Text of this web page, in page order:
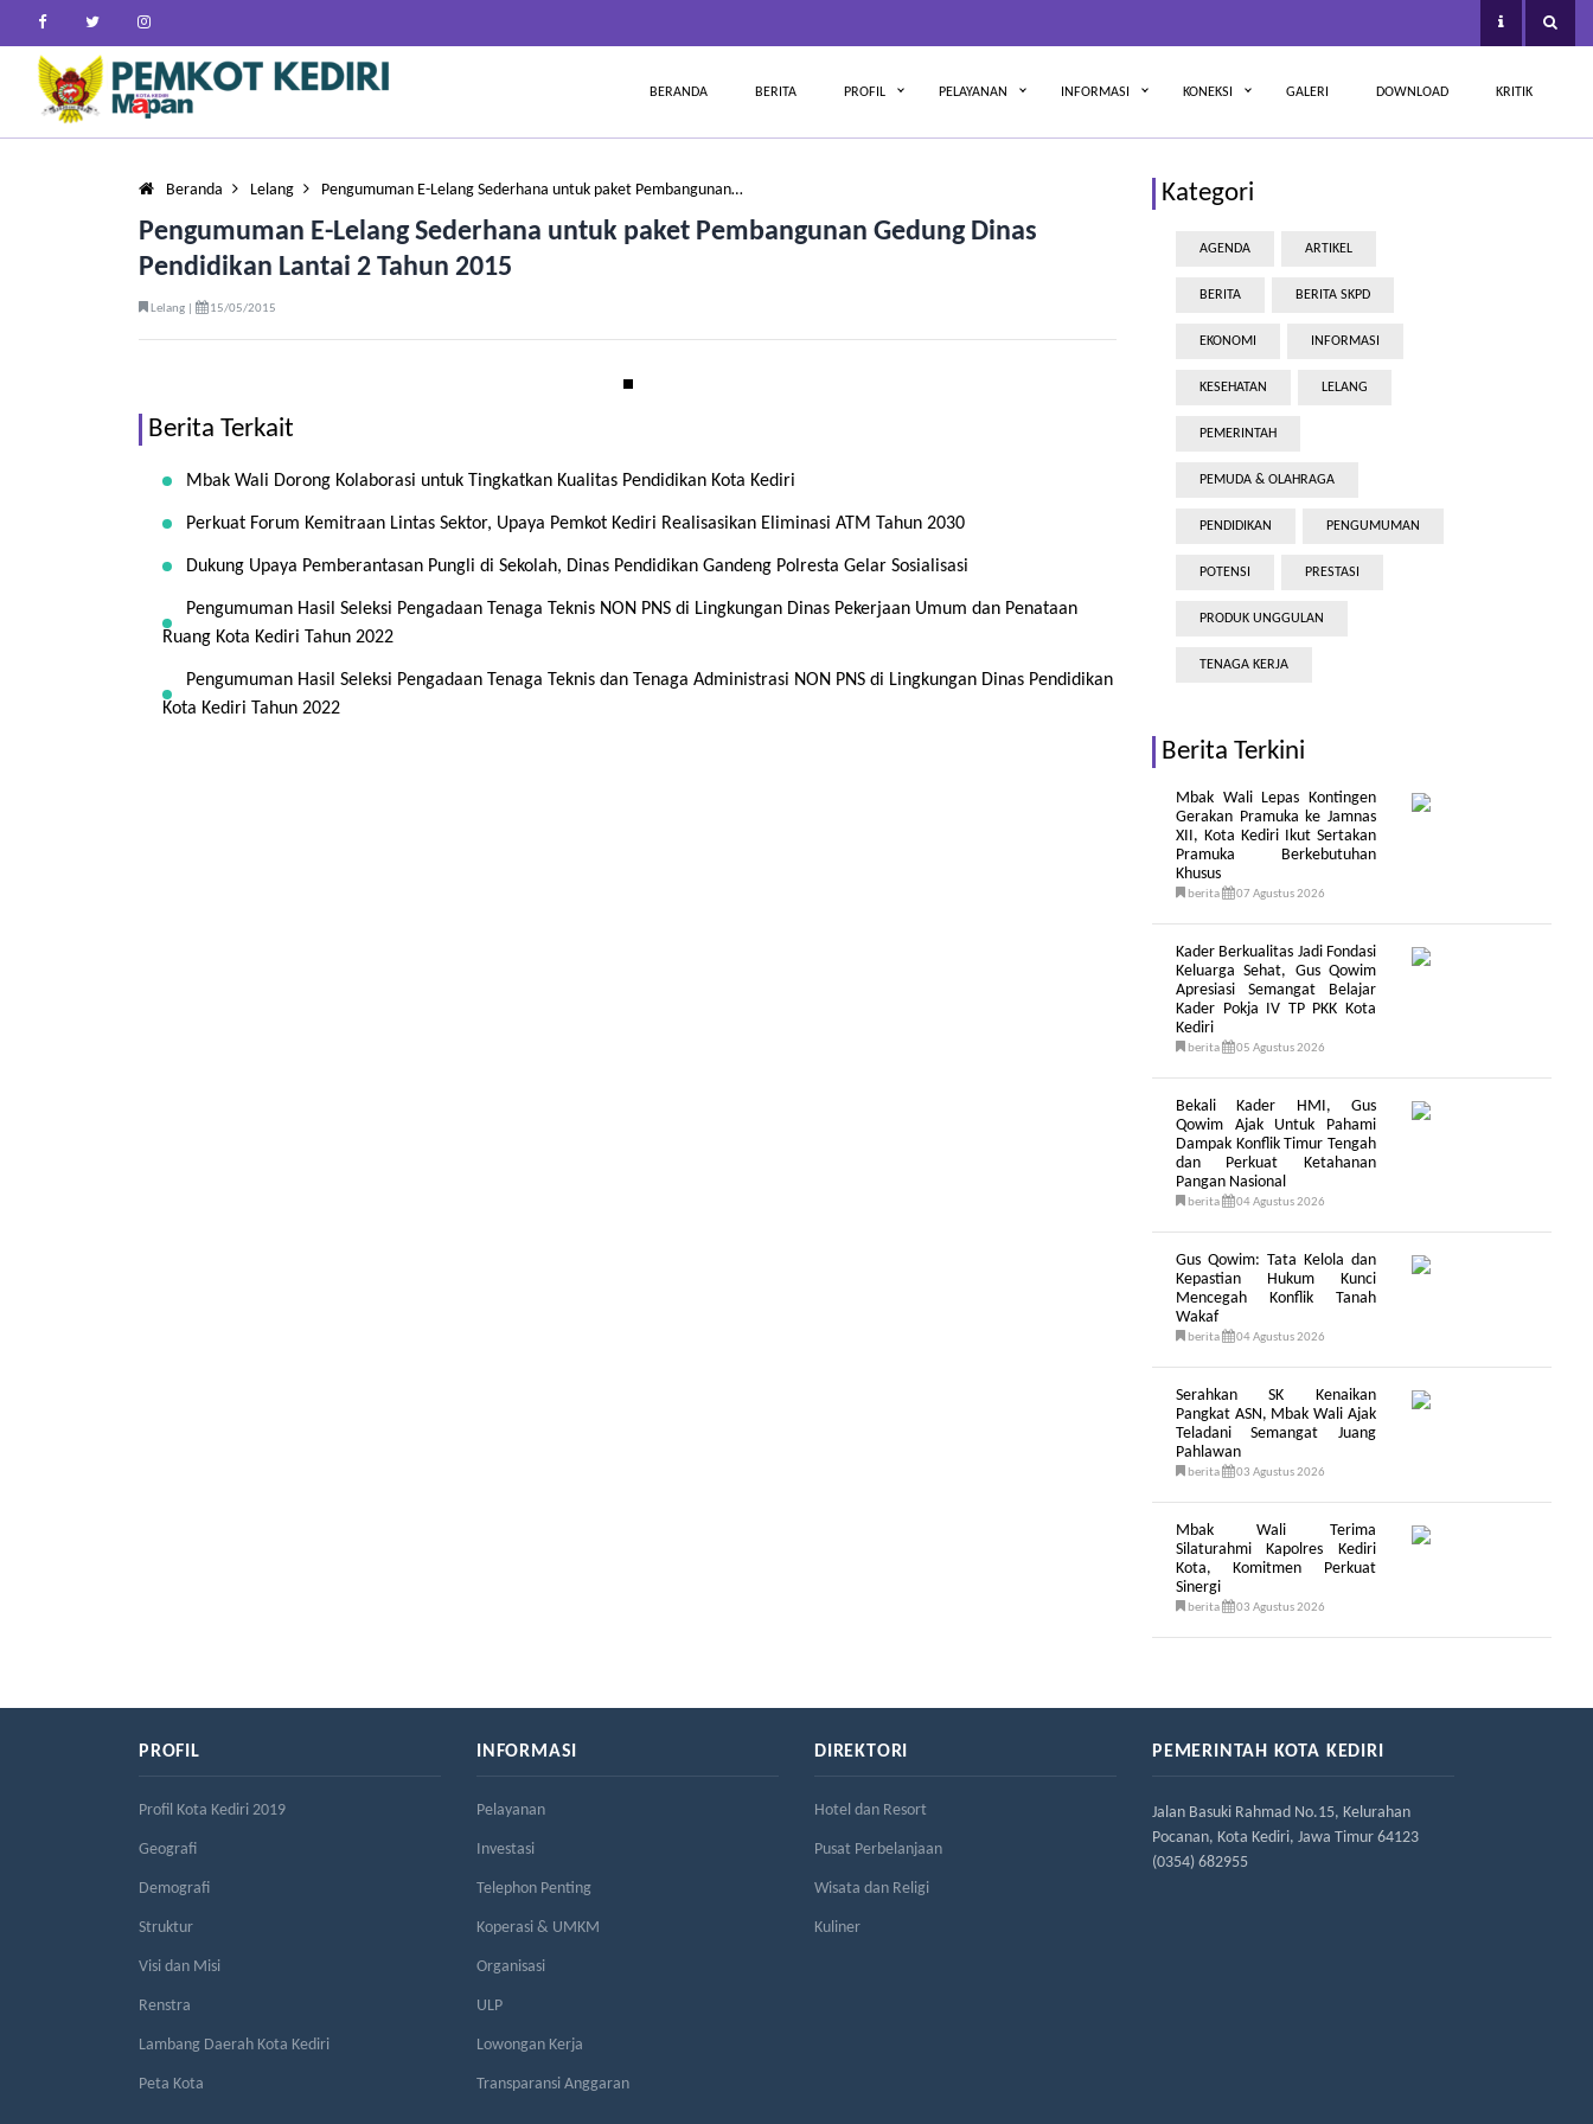
BERANDA BERITA PROFIL PELAYANAN INFORMASI KONEKSI GALERI DOWNLOAD KRITIK
Beranda Lelang Pengumuman E-Lelang Sederhana untuk paket Pembangunan…
Pengumuman E-Lelang Sederhana untuk paket Pembangunan Gedung Dinas
Pendidikan Lantai 2 Tahun 2015
Lelang | 15/05/2015
Berita Terkait
Mbak Wali Dorong Kolaborasi untuk Tingkatkan Kualitas Pendidikan Kota Kediri
Perkuat Forum Kemitraan Lintas Sektor, Upaya Pemkot Kediri Realisasikan Eliminasi ATM Tahun 2030
Dukung Upaya Pemberantasan Pungli di Sekolah, Dinas Pendidikan Gandeng Polresta Gelar Sosialisasi
Pengumuman Hasil Seleksi Pengadaan Tenaga Teknis NON PNS di Lingkungan Dinas Pekerjaan Umum dan Penataan
Ruang Kota Kediri Tahun 2022
Pengumuman Hasil Seleksi Pengadaan Tenaga Teknis dan Tenaga Administrasi NON PNS di Lingkungan Dinas Pendidikan
Kota Kediri Tahun 2022
Kategori
AGENDA ARTIKEL
BERITA BERITA SKPD
EKONOMI INFORMASI
KESEHATAN LELANG
PEMERINTAH
PEMUDA & OLAHRAGA
PENDIDIKAN PENGUMUMAN
POTENSI PRESTASI
PRODUK UNGGULAN
TENAGA KERJA
Berita Terkini
Mbak Wali Lepas Kontingen
Gerakan Pramuka ke Jamnas
XII, Kota Kediri Ikut Sertakan
Pramuka Berkebutuhan
Khusus
berita 07 Agustus 2026
Kader Berkualitas Jadi Fondasi
Keluarga Sehat, Gus Qowim
Apresiasi Semangat Belajar
Kader Pokja IV TP PKK Kota
Kediri
berita 05 Agustus 2026
Bekali Kader HMI, Gus
Qowim Ajak Untuk Pahami
Dampak Konflik Timur Tengah
dan Perkuat Ketahanan
Pangan Nasional
berita 04 Agustus 2026
Gus Qowim: Tata Kelola dan
Kepastian Hukum Kunci
Mencegah Konflik Tanah
Wakaf
berita 04 Agustus 2026
Serahkan SK Kenaikan
Pangkat ASN, Mbak Wali Ajak
Teladani Semangat Juang
Pahlawan
berita 03 Agustus 2026
Mbak Wali Terima
Silaturahmi Kapolres Kediri
Kota, Komitmen Perkuat
Sinergi
berita 03 Agustus 2026
PROFIL
Profil Kota Kediri 2019
Geografi
Demografi
Struktur
Visi dan Misi
Renstra
Lambang Daerah Kota Kediri
Peta Kota
INFORMASI
Pelayanan
Investasi
Telephon Penting
Koperasi & UMKM
Organisasi
ULP
Lowongan Kerja
Transparansi Anggaran
DIREKTORI
Hotel dan Resort
Pusat Perbelanjaan
Wisata dan Religi
Kuliner
PEMERINTAH KOTA KEDIRI
Jalan Basuki Rahmad No.15, Kelurahan
Pocanan, Kota Kediri, Jawa Timur 64123
(0354) 682955